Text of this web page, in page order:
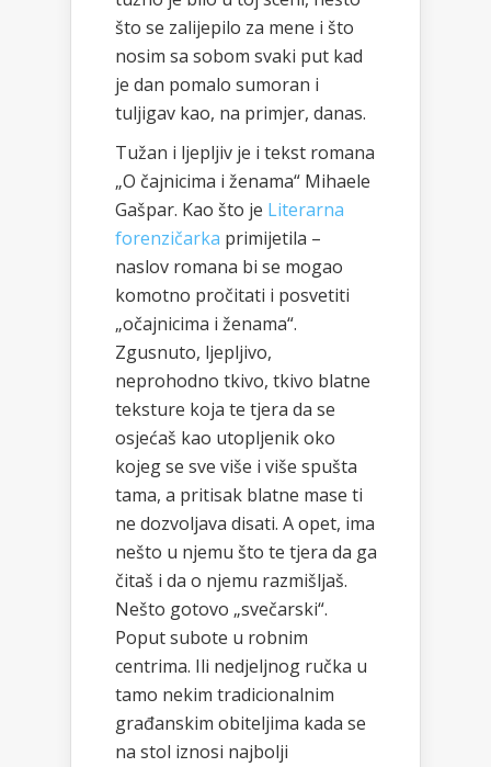
što se zalijepilo za mene i što
nosim sa sobom svaki put kad
je dan pomalo sumoran i
tuljigav kao, na primjer, danas.
Tužan i ljepljiv je i tekst romana
„O čajnicima i ženama“ Mihaele
Gašpar. Kao što je Literarna
forenzičarka primijetila –
naslov romana bi se mogao
komotno pročitati i posvetiti
„očajnicima i ženama“.
Zgusnuto, ljepljivo,
neprohodno tkivo, tkivo blatne
teksture koja te tjera da se
osjećaš kao utopljenik oko
kojeg se sve više i više spušta
tama, a pritisak blatne mase ti
ne dozvoljava disati. A opet, ima
nešto u njemu što te tjera da ga
čitaš i da o njemu razmišljaš.
Nešto gotovo „svečarski“.
Poput subote u robnim
centrima. Ili nedjeljnog ručka u
tamo nekim tradicionalnim
građanskim obiteljima kada se
na stol iznosi najbolji